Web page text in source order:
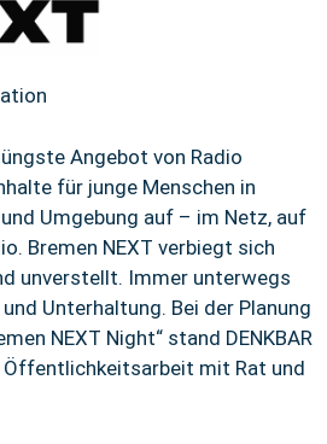
Angebot von Radio
für junge Menschen in
Umgebung auf – im Netz, auf
Bremen NEXT verbiegt sich
unverstellt. Immer unterwegs
Unterhaltung. Bei der Planung
NEXT Night“ stand DENKBAR
Öffentlichkeitsarbeit mit Rat und